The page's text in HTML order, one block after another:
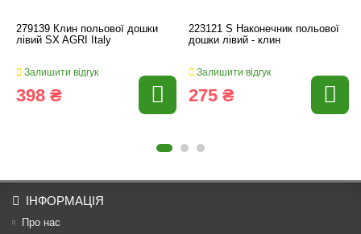
279139 Клин польової дошки
лівий SX AGRI Italy
Залишити відгук
398 ₴
223121 S Наконечник польової
дошки лівий - клин
Залишити відгук
275 ₴
ІНФОРМАЦІЯ
Про нас